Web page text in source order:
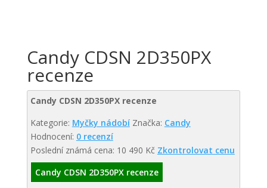
Candy CDSN 2D350PX
recenze
Candy CDSN 2D350PX recenze
Kategorie: Myčky nádobí Značka: Candy
Hodnocení: 0 recenzí
Poslední známá cena: 10 490 Kč Zkontrolovat cenu
Candy CDSN 2D350PX recenze